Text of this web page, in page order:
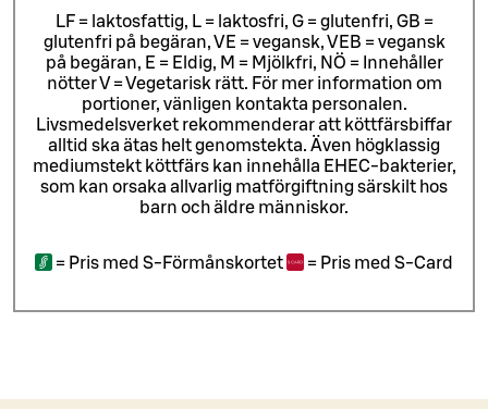
LF = laktosfattig, L = laktosfri, G = glutenfri, GB =
glutenfri på begäran, VE = vegansk, VEB = vegansk
på begäran, E = Eldig, M = Mjölkfri, NÖ = Innehåller
nötter V = Vegetarisk rätt. För mer information om
portioner, vänligen kontakta personalen.
Livsmedelsverket rekommenderar att köttfärsbiffar
alltid ska ätas helt genomstekta. Även högklassig
mediumstekt köttfärs kan innehålla EHEC-bakterier,
som kan orsaka allvarlig matförgiftning särskilt hos
barn och äldre människor.
= Pris med S-Förmånskortet = Pris med S-Card